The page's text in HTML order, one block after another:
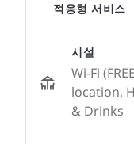
적응형 서비스
시설
Wi-Fi
location,
& Drinks